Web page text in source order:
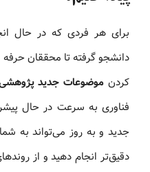
برای هر فردی که در حال
دانشجو گرفته تا محققان
کردن موضوعات جدید
فناوری به سرعت در حال
جدید و به‌ روز می‌تواند به
دقیق‌تر انجام دهید و از